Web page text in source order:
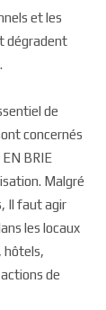
et les
dégradent
de
concernés
BRIE
Malgré
Il faut agir
les locaux
hôtels,
de